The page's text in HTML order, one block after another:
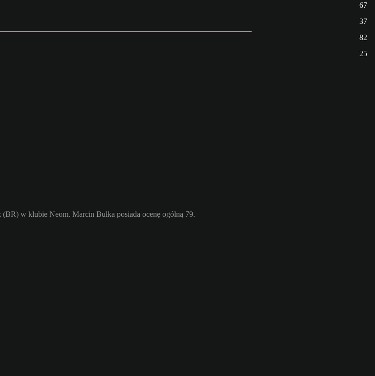
67
37
82
25
w klubie Neom. Marcin Bułka posiada ocenę ogólną 79.